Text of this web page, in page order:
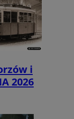
i
2026